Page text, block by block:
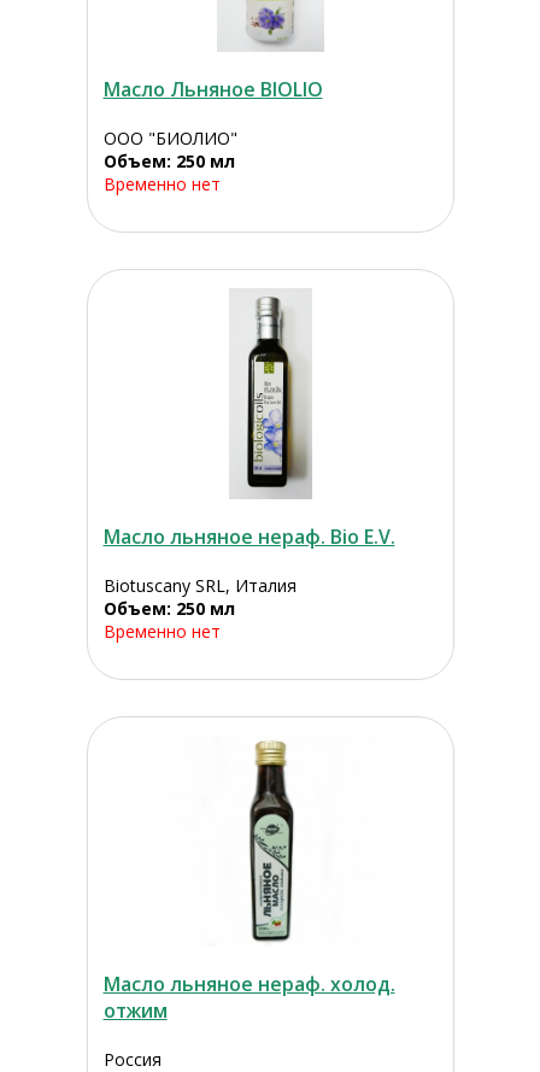
Масло Льняное BIOLIO
ООО "БИОЛИО"
Объем: 250 мл
Временно нет
Масло льняное нераф. Bio E.V.
Biotuscany SRL, Италия
Объем: 250 мл
Временно нет
Масло льняное нераф. холод.
отжим
Россия